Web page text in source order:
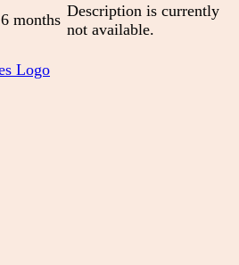
6 months Description is currently
not available.